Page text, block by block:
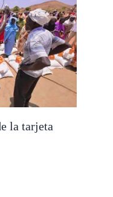
la tarjeta